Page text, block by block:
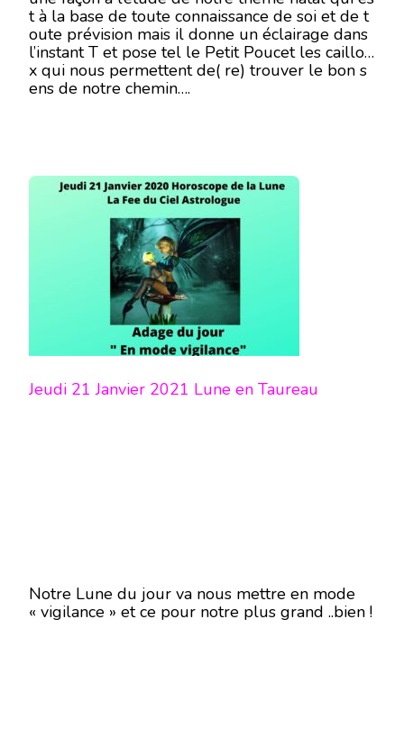
t à la base de toute connaissance de soi et de t
oute prévision mais il donne un éclairage dans
l’instant T et pose tel le Petit Poucet les caillou
x qui nous permettent de( re) trouver le bon s
ens de notre chemin….
Jeudi 21 Janvier 2021 Lune en Taureau
Notre Lune du jour va nous mettre en mode
« vigilance » et ce pour notre plus grand ..bien !